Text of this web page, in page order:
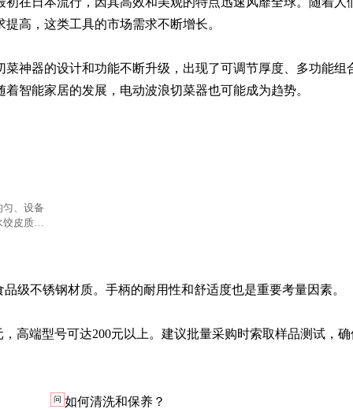
提高，这类工具的市场需求不断增长。
菜神器的设计和功能不断升级，出现了可调节厚度、多功能组
着智能家居的发展，电动波浪切菜器也可能成为趋势。
、设备
饺皮质
级不锈钢材质。手柄的耐用性和舒适度也是重要考量因素。
高端型号可达200元以上。建议批量采购时索取样品测试，确
问 如何清洗和保养？